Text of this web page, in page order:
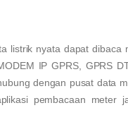
listrik nyata dapat dibaca
IP GPRS, GPRS
dengan pusat data
pembacaan meter